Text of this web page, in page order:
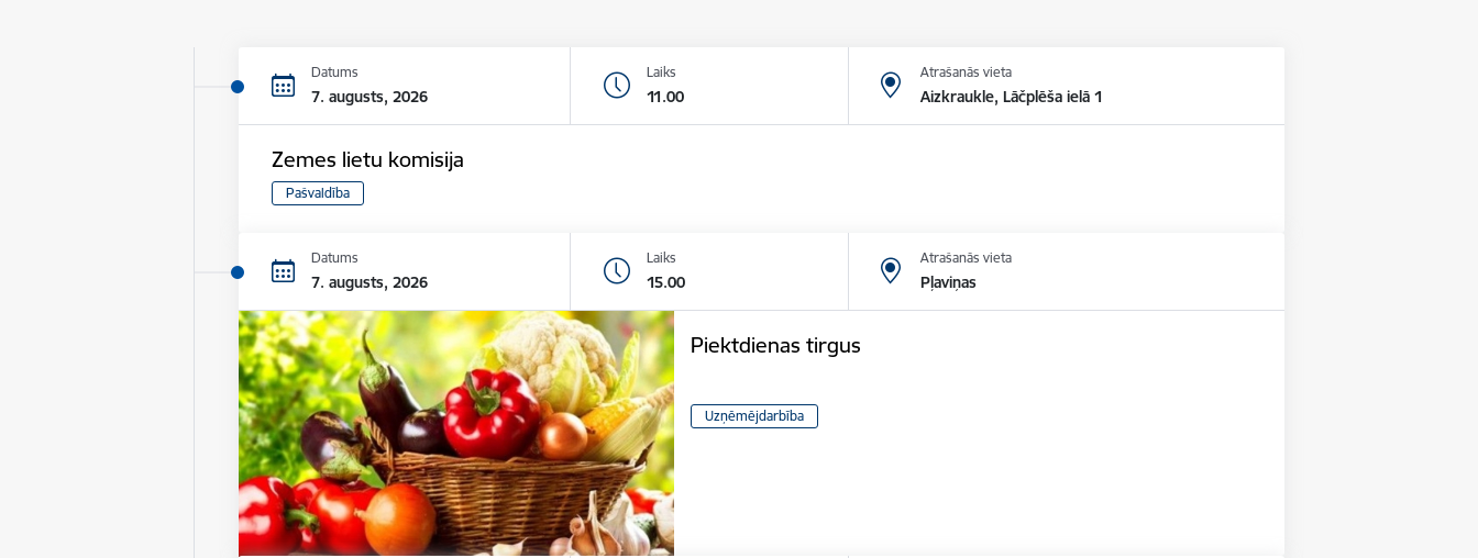
Datums
7. augusts, 2026
Laiks
11.00
Atrašanās vieta
Aizkraukle, Lāčplēša ielā 1
Zemes lietu komisija
Pašvaldība
Datums
7. augusts, 2026
Laiks
15.00
Atrašanās vieta
Pļaviņas
Piektdienas tirgus
Uzņēmējdarbība